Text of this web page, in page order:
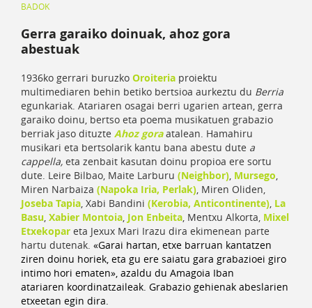
BADOK
Gerra garaiko doinuak, ahoz gora
abestuak
1936ko gerrari buruzko Oroiteria proiektu
multimediaren behin betiko bertsioa aurkeztu du Berria
egunkariak. Atariaren osagai berri ugarien artean, gerra
garaiko doinu, bertso eta poema musikatuen grabazio
berriak jaso dituzte Ahoz goraatalean. Hamahiru
musikari eta bertsolarik kantu bana abestu dute a
cappella, eta zenbait kasutan doinu propioa ere sortu
dute. Leire Bilbao, Maite Larburu (Neighbor), Mursego,
Miren Narbaiza (Napoka Iria, Perlak), Miren Oliden,
Joseba Tapia, Xabi Bandini (Kerobia, Anticontinente), La
Basu, Xabier Montoia, Jon Enbeita, Mentxu Alkorta, Mixel
Etxekopar eta Jexux Mari Irazu dira ekimenean parte
hartu dutenak. «Garai hartan, etxe barruan kantatzen
ziren doinu horiek, eta gu ere saiatu gara grabazioei giro
intimo hori ematen», azaldu du Amagoia Iban
atariaren koordinatzaileak. Grabazio gehienak abeslarien
etxeetan egin dira.